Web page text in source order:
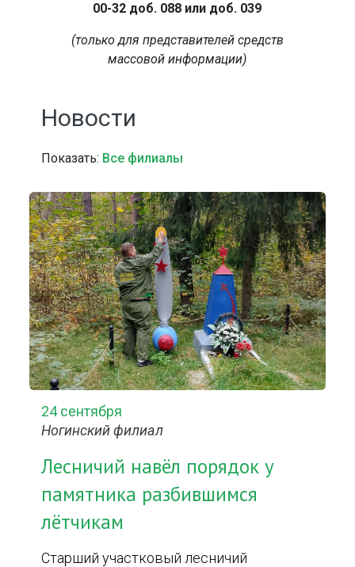
00-32 доб. 088 или доб. 039
(только для представителей средств
массовой информации)
Новости
Показать: Все филиалы
24 сентября
Ногинский филиал
Лесничий навёл порядок у
памятника разбившимся
лётчикам
Старший участковый лесничий